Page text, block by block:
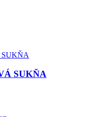
SUKŇA